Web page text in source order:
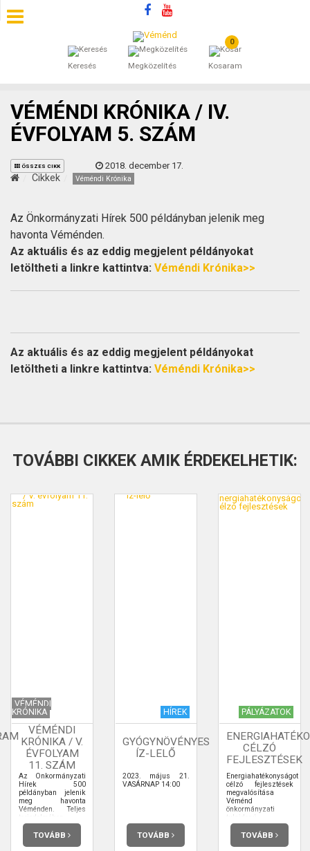
Keresés Megközelítés
0
Kosaram
SZÁLLÁSOK
ÁLTALÁNOS SZERZŐDÉSI FELTÉTELEK
KINCSES BARANYA VÉMÉND
VÉMÉNDI KRÓNIKA / IV.
ÉVFOLYAM 5. SZÁM
ÖSSZES CIKK 2018. december 17.
Cikkek Véméndi Krónika
Az Önkormányzati Hírek 500 példányban jelenik meg
havonta Véménden.
Az aktuális és az eddig megjelent példányokat
letöltheti a linkre kattintva: Véméndi Krónika>>
Az aktuális és az eddig megjelent példányokat
letöltheti a linkre kattintva: Véméndi Krónika>>
TOVÁBBI CIKKEK AMIK ÉRDEKELHETIK:
VÉMÉNDI
KRÓNIKA
VÉMÉNDI
KRÓNIKA / V.
ÉVFOLYAM
11. SZÁM
Az Önkormányzati
Hírek 500
példányban jelenik
meg havonta
Véménden. Teljes
terjedelmében
elolvashatja.
TOVÁBB
HÍREK
GYÓGYNÖVÉNYES
ÍZ-LELŐ
2023. május 21.
VASÁRNAP 14:00
TOVÁBB
PÁLYÁZATOK
CÉLZÓ
FEJLESZTÉSEK
Energiahatékonyságot
célzó fejlesztések
megvalósítása
Véménd
önkormányzati
tulajdonú
épületeiben
TOVÁBB